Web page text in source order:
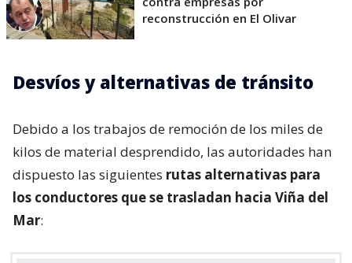
reconstrucción en El Olivar
Desvíos y alternativas de tránsito
Debido a los trabajos de remoción de los miles de
kilos de material desprendido, las autoridades han
dispuesto las siguientes rutas alternativas para
los conductores que se trasladan hacia Viña del
Mar: